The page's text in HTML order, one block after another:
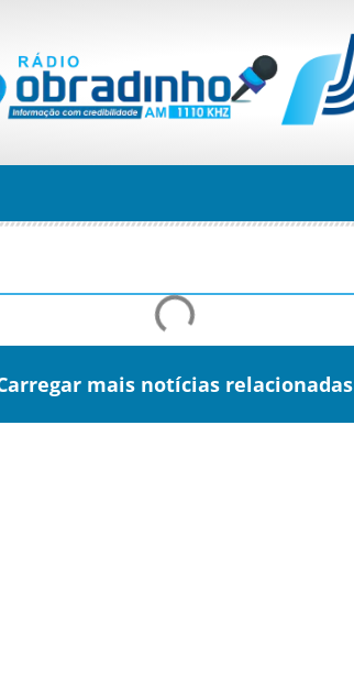
mais notícias relacionadas